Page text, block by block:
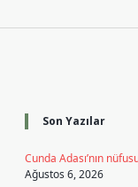
Son Yazılar
Cunda Adası’nın
Ağustos 6, 2026